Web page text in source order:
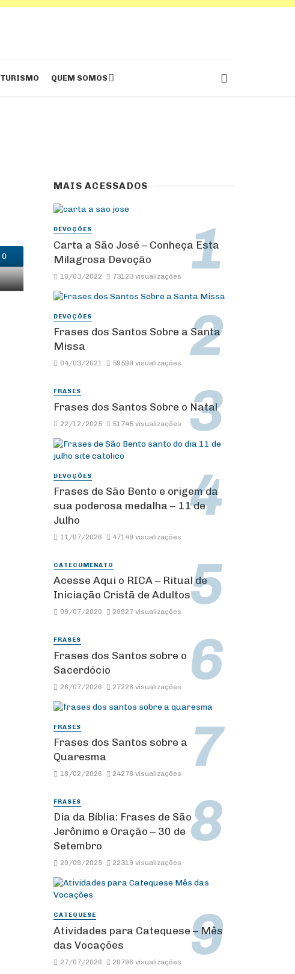
TURISMO QUEM SOMOS
0
MAIS ACESSADOS
DEVOÇÕES
Carta a São José – Conheça Esta
Milagrosa Devoção
18/03/2022 73123 visualizações
DEVOÇÕES
Frases dos Santos Sobre a Santa
Missa
04/03/2021 59599 visualizações
FRASES
Frases dos Santos Sobre o Natal
22/12/2025 51745 visualizações
DEVOÇÕES
Frases de São Bento e origem da
sua poderosa medalha – 11 de
Julho
11/07/2026 47149 visualizações
CATECUMENATO
Acesse Aqui o RICA – Ritual de
Iniciação Cristã de Adultos
09/07/2020 29927 visualizações
FRASES
Frases dos Santos sobre o
Sacerdócio
26/07/2026 27228 visualizações
FRASES
Frases dos Santos sobre a
Quaresma
18/02/2026 24278 visualizações
FRASES
Dia da Bíblia: Frases de São
Jerônimo e Oração – 30 de
Setembro
29/09/2025 22319 visualizações
CATEQUESE
Atividades para Catequese – Mês
das Vocações
27/07/2026 20796 visualizações